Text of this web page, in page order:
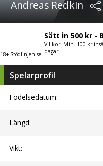
Andreas Redkin
18+ Stödlinjen.se
Sätt in 500 kr -
Villkor: Min. 100 kr
dagar.
Spelarprofil
Födelsedatum:
Längd:
Vikt: